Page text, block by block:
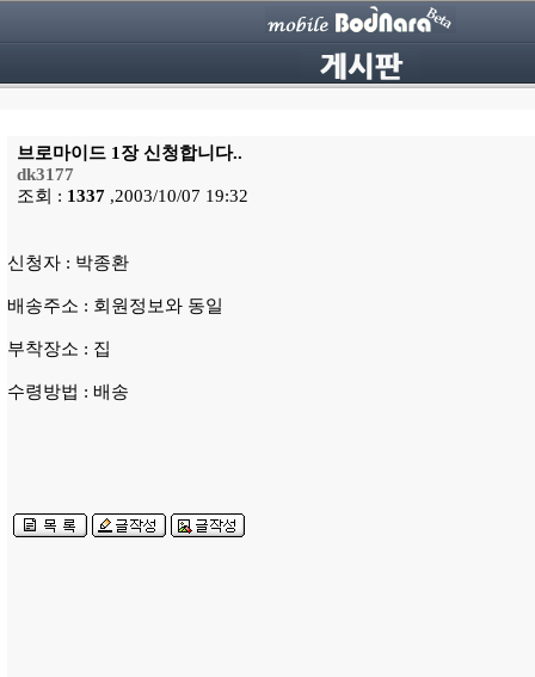
브로마이드 1장 신청합니다..
dk3177
조회 : 1337 ,2003/10/07 19:32
신청자 : 박종환
배송주소 : 회원정보와 동일
부착장소 : 집
수령방법 : 배송